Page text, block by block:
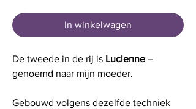
In winkelwagen
De tweede in de rij is Lucienne –
genoemd naar mijn moeder.
Gebouwd volgens dezelfde techniek